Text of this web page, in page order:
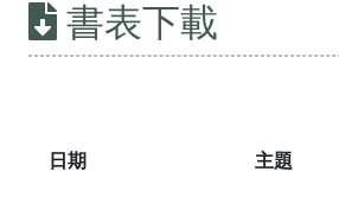
書表下載
日期 主題